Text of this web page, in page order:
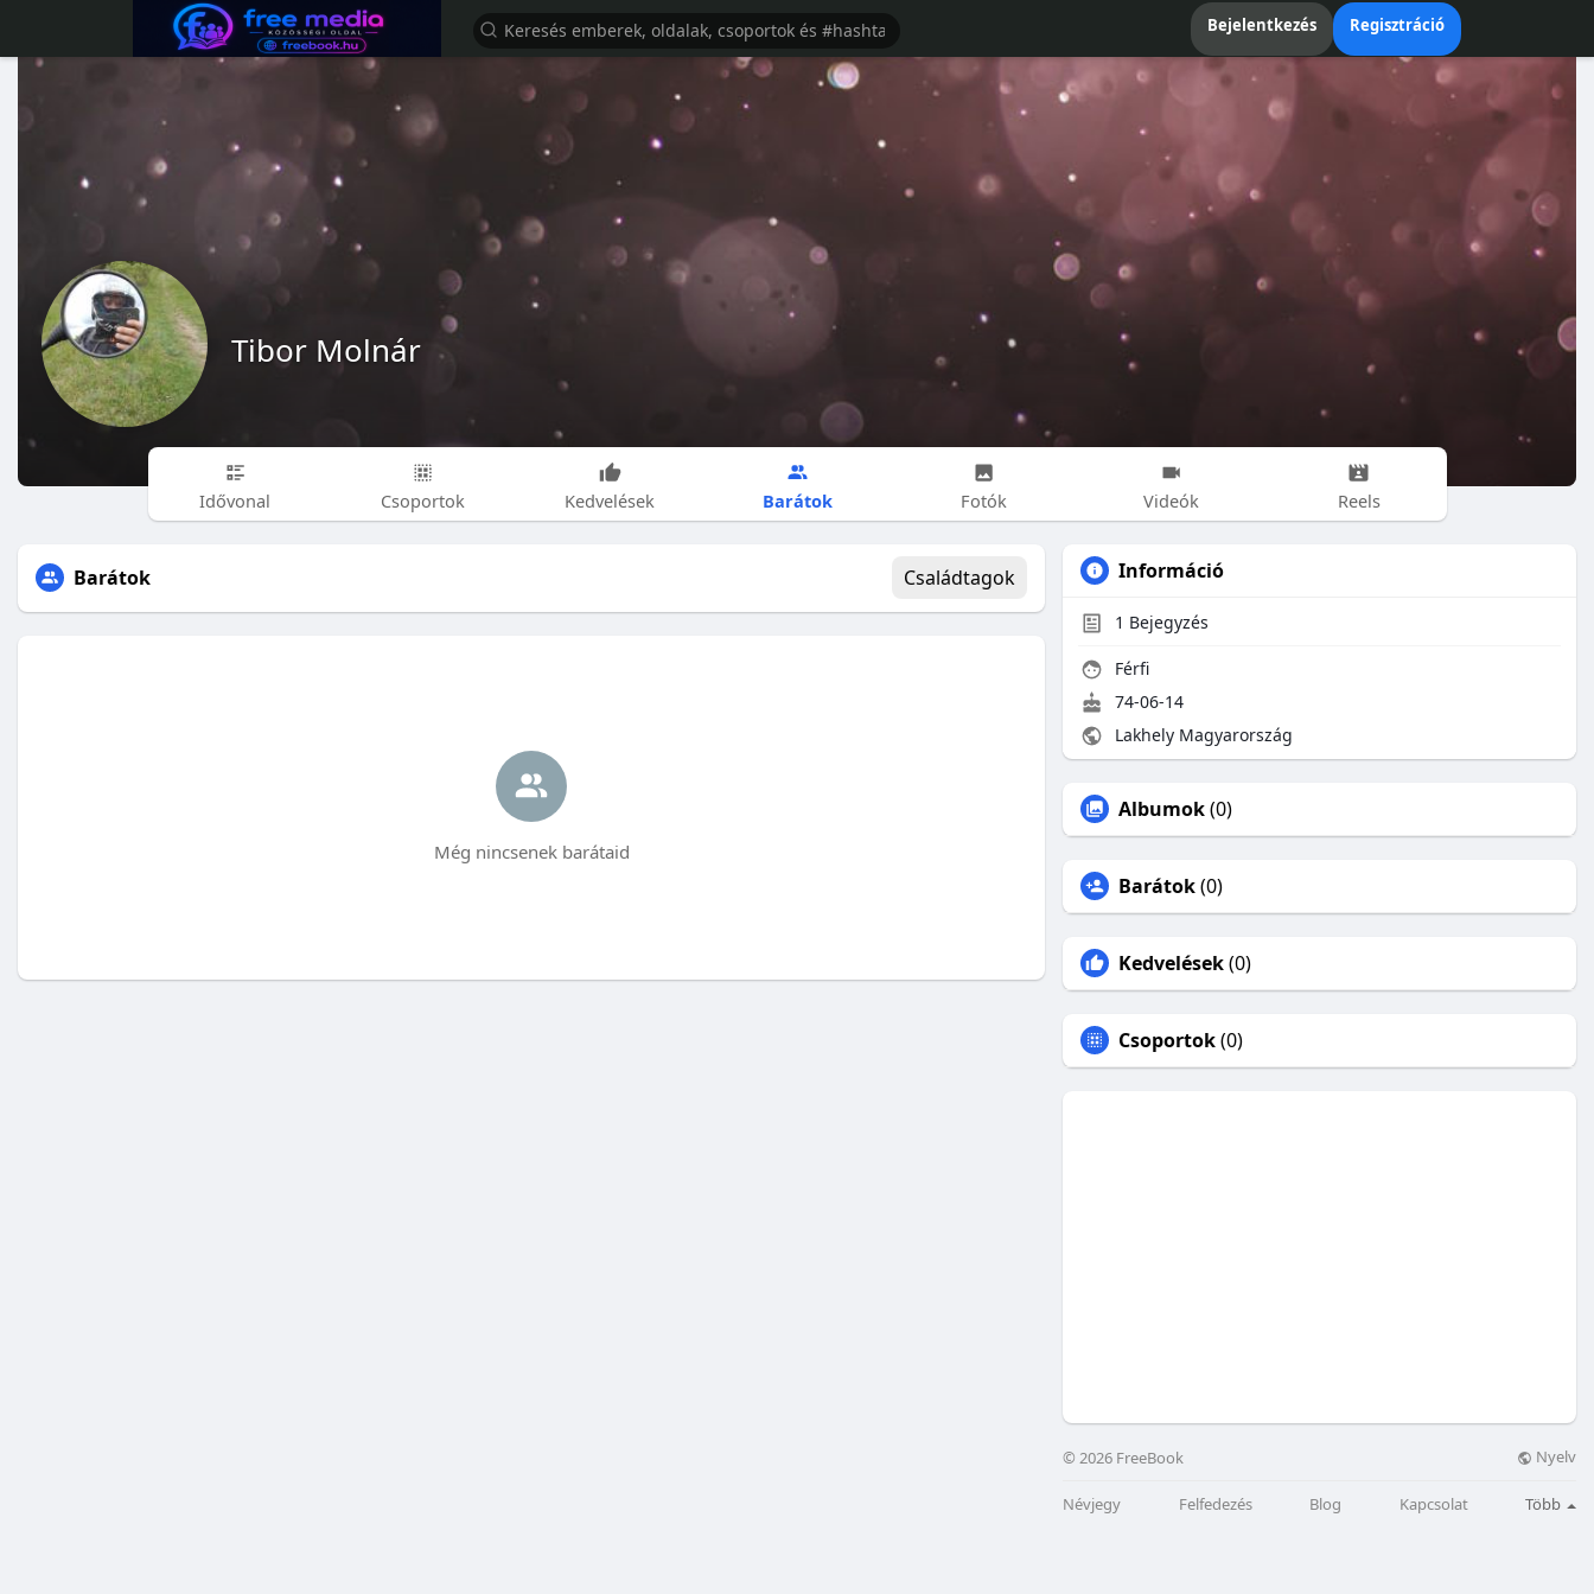
Bejelentkezés Regisztráció
Tibor Molnár
Idővonal Csoportok Kedvelések Barátok Fotók Videók Reels
Barátok Családtagok
Még nincsenek barátaid
Információ
1 Bejegyzés
Férfi
74-06-14
Lakhely Magyarország
Albumok(0)
Barátok(0)
Kedvelések(0)
Csoportok(0)
© 2026 FreeBook Nyelv
Névjegy Felfedezés Blog Kapcsolat Több